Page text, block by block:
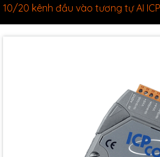
10/20 kênh đầu vào tương tự AI ICP